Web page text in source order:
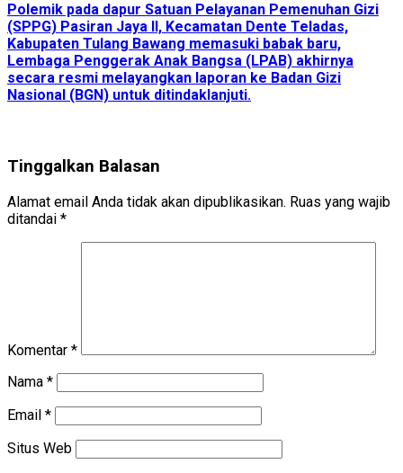
Polemik pada dapur Satuan Pelayanan Pemenuhan Gizi
(SPPG) Pasiran Jaya II, Kecamatan Dente Teladas,
Kabupaten Tulang Bawang memasuki babak baru,
Lembaga Penggerak Anak Bangsa (LPAB) akhirnya
secara resmi melayangkan laporan ke Badan Gizi
Nasional (BGN) untuk ditindaklanjuti.
Tinggalkan Balasan
Alamat email Anda tidak akan dipublikasikan. Ruas yang wajib
ditandai *
Komentar *
Nama *
Email *
Situs Web